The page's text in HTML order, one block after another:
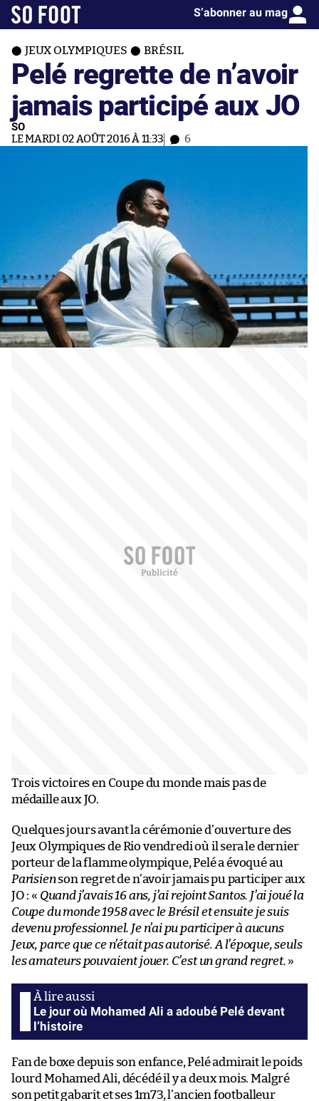
S’abonner au mag
JEUX OLYMPIQUES BRÉSIL
Pelé regrette de n’avoir
jamais participé aux JO
SO
LE MARDI 02 AOÛT 2016 À 11:33 6
Trois victoires en Coupe du monde mais pas de
médaille aux JO.
Quelques jours avant la cérémonie d’ouverture des
Jeux Olympiques de Rio vendredi où il sera le dernier
porteur de la flamme olympique, Pelé a évoqué au
Parisienson regret de n’avoir jamais pu participer aux
JO : « Quand j’avais 16 ans, j’ai rejoint Santos. J’ai joué la
Coupe du monde 1958 avec le Brésil et ensuite je suis
devenu professionnel. Je n’ai pu participer à aucuns
Jeux, parce que ce n’était pas autorisé. A l’époque, seuls
les amateurs pouvaient jouer. C’est un grand regret. »
Le jour où Mohamed Ali a adoubé Pelé devant
l’histoire
Fan de boxe depuis son enfance, Pelé admirait le poids
lourd Mohamed Ali, décédé il y a deux mois. Malgré
son petit gabarit et ses 1m73, l’ancien footballeur